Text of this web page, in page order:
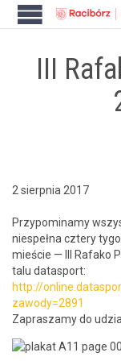
III
2 sierpnia 2017
Przy­pom­i­namy
niespeł­na cztery
mieś­cie — III Rafako
talu datas­port:
http://
zawody=2891
Zaprasza­my do